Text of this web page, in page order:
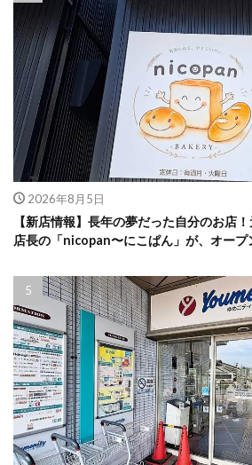
2026年8月5日
【新店情報】長年の夢だった自分のお店
店長の「nicopan〜にこぱん」が、オー